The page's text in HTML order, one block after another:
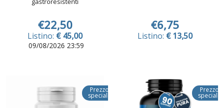
€22,50
Listino: € 45,00
09/08/2026 23:59
€6,75
Listino: € 13,50
Prezzo
speciale
Prezzo